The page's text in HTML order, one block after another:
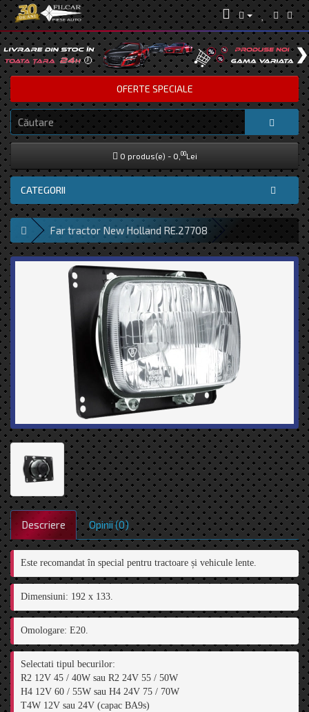
OFERTE SPECIALE
0 produs(e) - 0, 00Lei
CATEGORII
Far tractor New Holland RE.27708
Descriere Opinii (0)
Este recomandat în special pentru tractoare și vehicule lente.
Dimensiuni: 192 x 133.
Omologare: E20.
Selectati tipul becurilor:
R2 12V 45 / 40W sau R2 24V 55 / 50W
H4 12V 60 / 55W sau H4 24V 75 / 70W
T4W 12V sau 24V (capac BA9s)